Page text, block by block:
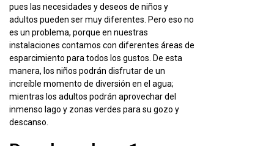
pues las necesidades y deseos de niños y
adultos pueden ser muy diferentes. Pero eso no
es un problema, porque en nuestras
instalaciones contamos con diferentes áreas de
esparcimiento para todos los gustos. De esta
manera, los niños podrán disfrutar de un
increíble momento de diversión en el agua;
mientras los adultos podrán aprovechar del
inmenso lago y zonas verdes para su gozo y
descanso.